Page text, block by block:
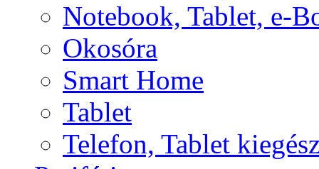
Notebook, Tablet, e-
Okosóra
Smart Home
Tablet
Telefon, Tablet